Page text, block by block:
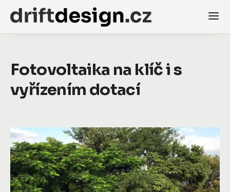
Fotovoltaika na klíč i s
vyřízením dotací